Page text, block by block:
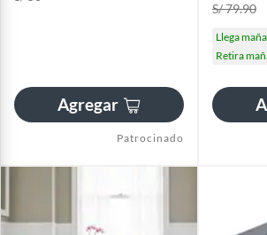
Agregar
Patrocinado
S/ 79.90
Llega
Retira